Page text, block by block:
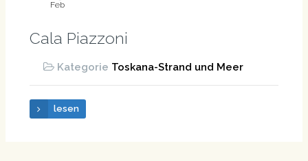
Feb
Cala Piazzoni
Kategorie Toskana-Strand und Meer
lesen